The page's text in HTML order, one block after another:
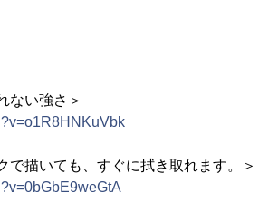
ない強さ＞
描いても、すぐに拭き取れます。＞